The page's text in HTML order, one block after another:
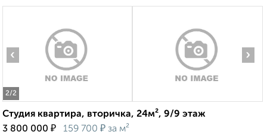
2/2
‹ ›
Студия квартира, вторичка, 24м², 9/9 этаж
3 800 000 ₽ 159 700 ₽ за м²